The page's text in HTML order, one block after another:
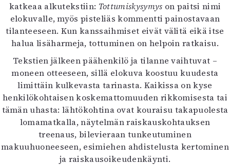
Lehdet
4/2026
1/2026
6/2025
5/2025 saame
5/2025
Lehtiarkisto
Info
Tilaus ja irtonumerot
katkeaa alkutekstiin: Tottumiskysymys on paitsi nimi
elokuvalle, myös pisteliäs kommentti painostavaan
tilanteeseen. Kun kanssaihmiset eivät välitä eikä itse
halua lisäharmeja, tottuminen on helpoin ratkaisu.
Tekstien jälkeen päähenkilö ja tilanne vaihtuvat –
moneen otteeseen, sillä elokuva koostuu kuudesta
limittäin kulkevasta tarinasta. Kaikissa on kyse
henkilökohtaisen koskemattomuuden rikkomisesta tai
tämän uhasta: lähtökohtina ovat kouraisu takapuolesta
lomamatkalla, näytelmän raiskauskohtauksen
treenaus, bilevieraan tunkeutuminen
makuuhuoneeseen, esimiehen ahdistelusta kertominen
ja raiskausoikeudenkäynti.